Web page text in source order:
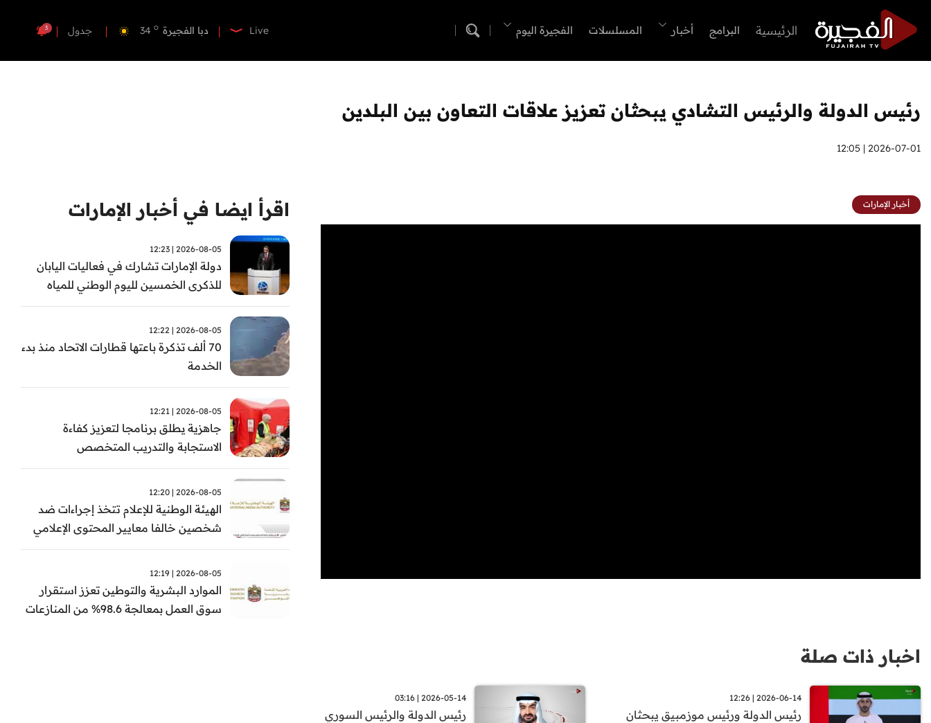
الرئيسية البرامج أخبار المسلسلات الفجيرة اليوم Live دبا الفجيرة 34 o جدول 3
رئيس الدولة والرئيس التشادي يبحثان تعزيز علاقات التعاون بين البلدين
2026-07-01 | 12:05
أخبار الإمارات
اخبار ذات صلة
2026-06-14 | 12:26
رئيس الدولة ورئيس موزمبيق يبحثان
2026-05-14 | 03:16
رئيس الدولة والرئيس السوري
اقرأ ايضا في أخبار الإمارات
2026-08-05 | 12:23
دولة الإمارات تشارك في فعاليات اليابان
للذكرى الخمسين لليوم الوطني للمياه
وأسبوع المياه
2026-08-05 | 12:22
70 ألف تذكرة باعتها قطارات الاتحاد منذ بدء
الخدمة
2026-08-05 | 12:21
جاهزية يطلق برنامجا لتعزيز كفاءة
الاستجابة والتدريب المتخصص
2026-08-05 | 12:20
الهيئة الوطنية للإعلام تتخذ إجراءات ضد
شخصين خالفا معايير المحتوى الإعلامي
2026-08-05 | 12:19
الموارد البشرية والتوطين تعزز استقرار
سوق العمل بمعالجة 98.6% من المنازعات